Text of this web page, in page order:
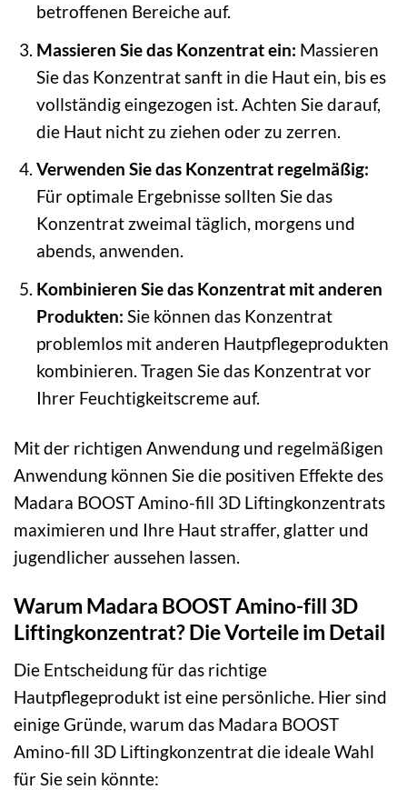
betroffenen Bereiche auf.
Massieren Sie das Konzentrat ein: Massieren
Sie das Konzentrat sanft in die Haut ein, bis es
vollständig eingezogen ist. Achten Sie darauf,
die Haut nicht zu ziehen oder zu zerren.
Verwenden Sie das Konzentrat regelmäßig:
Für optimale Ergebnisse sollten Sie das
Konzentrat zweimal täglich, morgens und
abends, anwenden.
Kombinieren Sie das Konzentrat mit anderen
Produkten: Sie können das Konzentrat
problemlos mit anderen Hautpflegeprodukten
kombinieren. Tragen Sie das Konzentrat vor
Ihrer Feuchtigkeitscreme auf.
Mit der richtigen Anwendung und regelmäßigen
Anwendung können Sie die positiven Effekte des
Madara BOOST Amino-fill 3D Liftingkonzentrats
maximieren und Ihre Haut straffer, glatter und
jugendlicher aussehen lassen.
Warum Madara BOOST Amino-fill 3D
Liftingkonzentrat? Die Vorteile im Detail
Die Entscheidung für das richtige
Hautpflegeprodukt ist eine persönliche. Hier sind
einige Gründe, warum das Madara BOOST
Amino-fill 3D Liftingkonzentrat die ideale Wahl
für Sie sein könnte: